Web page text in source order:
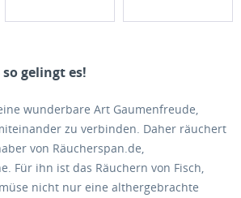
gelingt es!
wunderbare Art Gaumenfreude,
zu verbinden. Daher räuchert
von Räucherspan.de,
Für ihn ist das Räuchern von Fisch,
nicht nur eine althergebrachte